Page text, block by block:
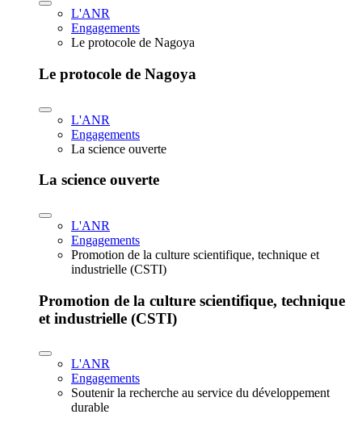
L'ANR
Engagements
Le protocole de Nagoya
Le protocole de Nagoya
L'ANR
Engagements
La science ouverte
La science ouverte
L'ANR
Engagements
Promotion de la culture scientifique, technique et
industrielle (CSTI)
Promotion de la culture scientifique, technique
et industrielle (CSTI)
L'ANR
Engagements
Soutenir la recherche au service du développement
durable